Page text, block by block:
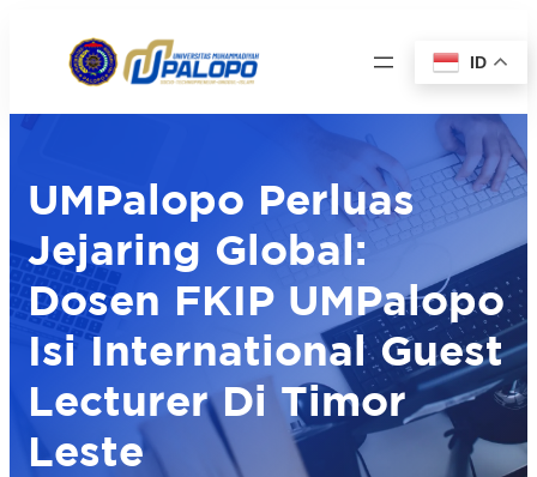
ID
UMPalopo Perluas
Jejaring Global:
Dosen FKIP UMPalopo
Isi International Guest
Lecturer Di Timor
Leste